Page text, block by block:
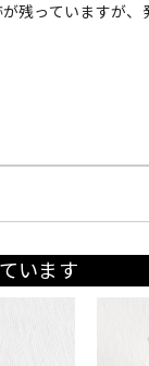
残っていますが
います